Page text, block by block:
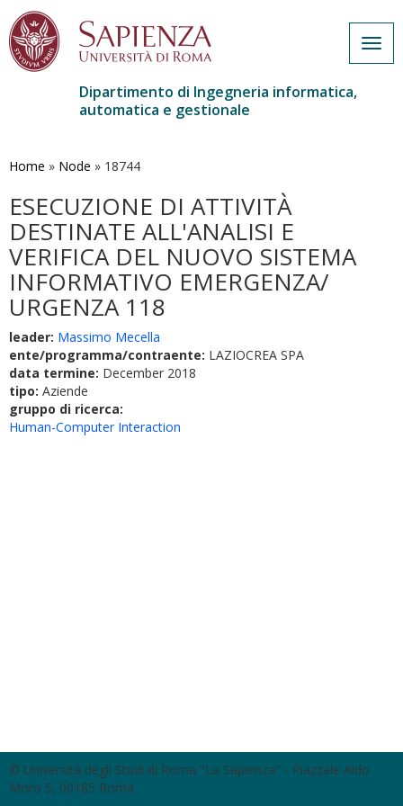
contenuto
Dipartimento di Ingegneria informatica,
automatica e gestionale
Home » Node » 18744
ESECUZIONE DI ATTIVITÀ
DESTINATE ALL'ANALISI E
VERIFICA DEL NUOVO SISTEMA
INFORMATIVO EMERGENZA/
URGENZA 118
leader: Massimo Mecella
ente/programma/contraente: LAZIOCREA SPA
data termine: December 2018
tipo: Aziende
gruppo di ricerca:
Human-Computer Interaction
© Università degli Studi di Roma "La Sapienza" - Piazzale Aldo
Moro 5, 00185 Roma